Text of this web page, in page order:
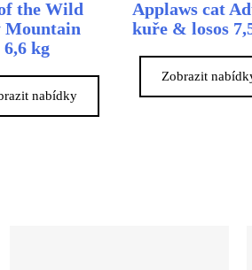
the Wild
Mountain
kg
nabídky
Applaws cat
kuře & losos
Zobrazit